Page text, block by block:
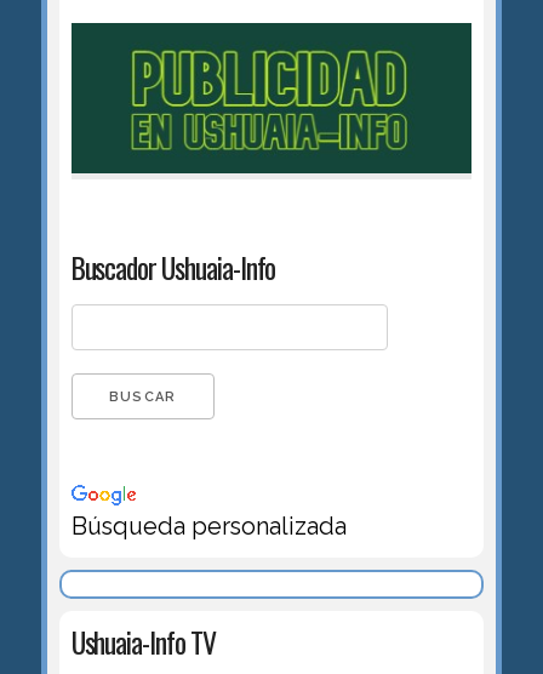
Buscador Ushuaia-Info
Búsqueda personalizada
Ushuaia-Info TV